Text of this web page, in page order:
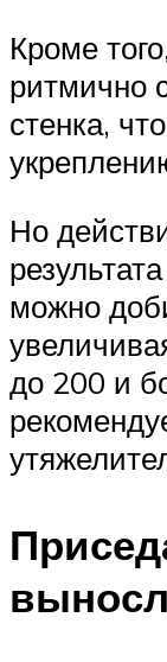
Кроме
ритмично
стенка,
Но
можно
до 200 и